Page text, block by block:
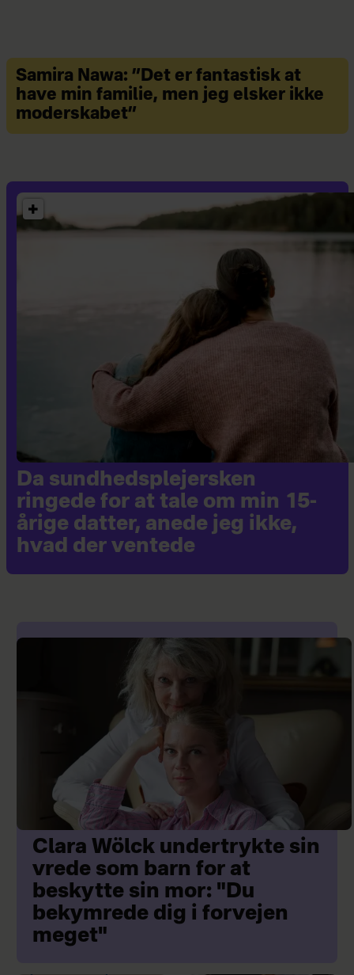
Samira Nawa: ”Det er fantastisk at
have min familie, men jeg elsker ikke
moderskabet”
Da sundhedsplejersken
ringede for at tale om min 15-
årige datter, anede jeg ikke,
hvad der ventede
Clara Wölck undertrykte sin
vrede som barn for at
beskytte sin mor: "Du
bekymrede dig i forvejen
meget"